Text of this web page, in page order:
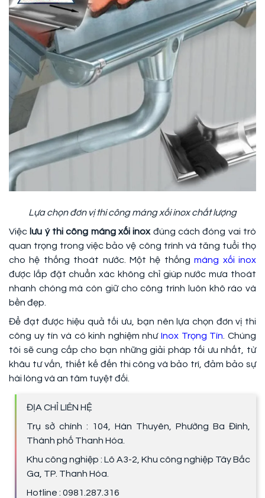
Lựa chọn đơn vị thi công máng xối inox chất lượng
Việc lưu ý thi công máng xối inoxđúng cách đóng vai trò
quan trọng trong việc bảo vệ công trình và tăng tuổi thọ
cho hệ thống thoát nước. Một hệ thốngmáng xối inox
được lắp đặt chuẩn xác không chỉ giúp nước mưa thoát
nhanh chóng mà còn giữ cho công trình luôn khô ráo và
bền đẹp.
Để đạt được hiệu quả tối ưu, bạn nên lựa chọn đơn vị thi
công uy tín và có kinh nghiệm nhưInox Trọng Tín . Chúng
tôi sẽ cung cấp cho bạn những giải pháp tối ưu nhất, từ
khâu tư vấn, thiết kế đến thi công và bảo trì, đảm bảo sự
hài lòng và an tâm tuyệt đối.
ĐỊA CHỈ LIÊN HỆ
Trụ sở chính : 104, Hàn Thuyên, Phường Ba Đình,
Thành phố Thanh Hóa.
Khu công nghiệp : Lô A3-2, Khu công nghiệp Tây Bắc
Ga, TP. Thanh Hóa.
Hotline : 0981.287.316